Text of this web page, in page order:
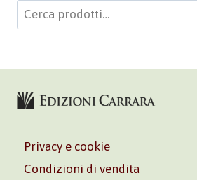
Cerca:
Privacy e cookie
Condizioni di vendita